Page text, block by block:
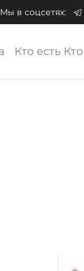
Мы в соцсетях:
Кто есть Кто